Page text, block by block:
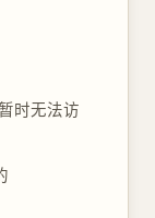
时无法访